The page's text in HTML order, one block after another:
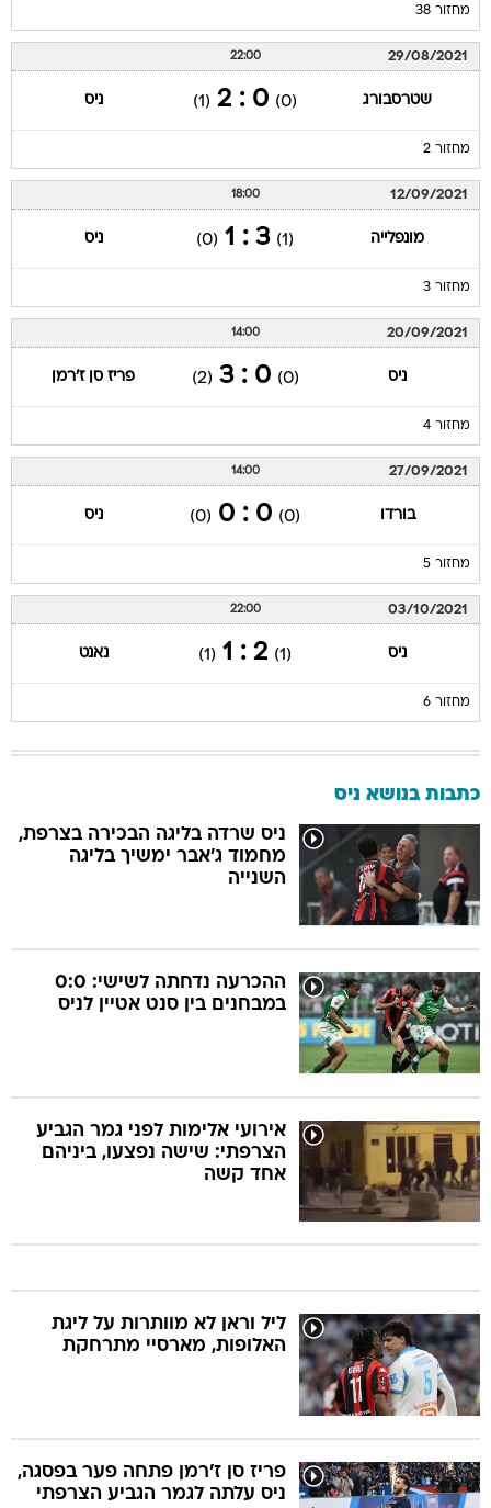
מחזור 38
29/08/2021
22:00
שטרסבורג (0)
0 : 2
(1) ניס
מחזור 2
12/09/2021
18:00
מונפלייה (1)
3 : 1
(0) ניס
מחזור 3
20/09/2021
14:00
ניס (0)
0 : 3
(2) פריז סן ז'רמן
מחזור 4
27/09/2021
14:00
בורדו (0)
0 : 0
(0) ניס
מחזור 5
03/10/2021
22:00
ניס (1)
2 : 1
(1) נאנט
מחזור 6
כתבות בנושא ניס
ניס שרדה בליגה הבכירה בצרפת,
מחמוד ג'אבר ימשיך בליגה
השנייה
ההכרעה נדחתה לשישי: 0:0
במבחנים בין סנט אטיין לניס
אירועי אלימות לפני גמר הגביע
הצרפתי: שישה נפצעו, ביניהם
אחד קשה
ליל וראן לא מוותרות על ליגת
האלופות, מארסיי מתרחקת
פריז סן ז'רמן פתחה פער בפסגה,
ניס עלתה לגמר הגביע הצרפתי